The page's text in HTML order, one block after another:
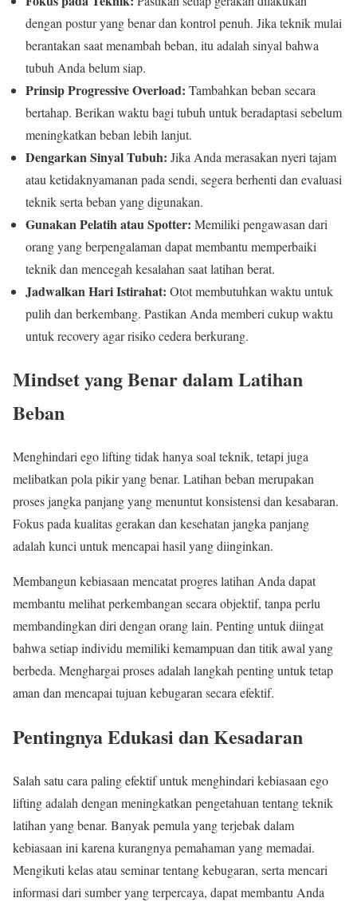
dengan postur yang benar dan kontrol penuh. Jika teknik mulai
berantakan saat menambah beban, itu adalah sinyal bahwa
tubuh Anda belum siap.
Prinsip Progressive Overload: Tambahkan beban secara
bertahap. Berikan waktu bagi tubuh untuk beradaptasi sebelum
meningkatkan beban lebih lanjut.
Dengarkan Sinyal Tubuh: Jika Anda merasakan nyeri tajam
atau ketidaknyamanan pada sendi, segera berhenti dan evaluasi
teknik serta beban yang digunakan.
Gunakan Pelatih atau Spotter: Memiliki pengawasan dari
orang yang berpengalaman dapat membantu memperbaiki
teknik dan mencegah kesalahan saat latihan berat.
Jadwalkan Hari Istirahat: Otot membutuhkan waktu untuk
pulih dan berkembang. Pastikan Anda memberi cukup waktu
untuk recovery agar risiko cedera berkurang.
Mindset yang Benar dalam Latihan
Beban
Menghindari ego lifting tidak hanya soal teknik, tetapi juga
melibatkan pola pikir yang benar. Latihan beban merupakan
proses jangka panjang yang menuntut konsistensi dan kesabaran.
Fokus pada kualitas gerakan dan kesehatan jangka panjang
adalah kunci untuk mencapai hasil yang diinginkan.
Membangun kebiasaan mencatat progres latihan Anda dapat
membantu melihat perkembangan secara objektif, tanpa perlu
membandingkan diri dengan orang lain. Penting untuk diingat
bahwa setiap individu memiliki kemampuan dan titik awal yang
berbeda. Menghargai proses adalah langkah penting untuk tetap
aman dan mencapai tujuan kebugaran secara efektif.
Pentingnya Edukasi dan Kesadaran
Salah satu cara paling efektif untuk menghindari kebiasaan ego
lifting adalah dengan meningkatkan pengetahuan tentang teknik
latihan yang benar. Banyak pemula yang terjebak dalam
kebiasaan ini karena kurangnya pemahaman yang memadai.
Mengikuti kelas atau seminar tentang kebugaran, serta mencari
informasi dari sumber yang terpercaya, dapat membantu Anda